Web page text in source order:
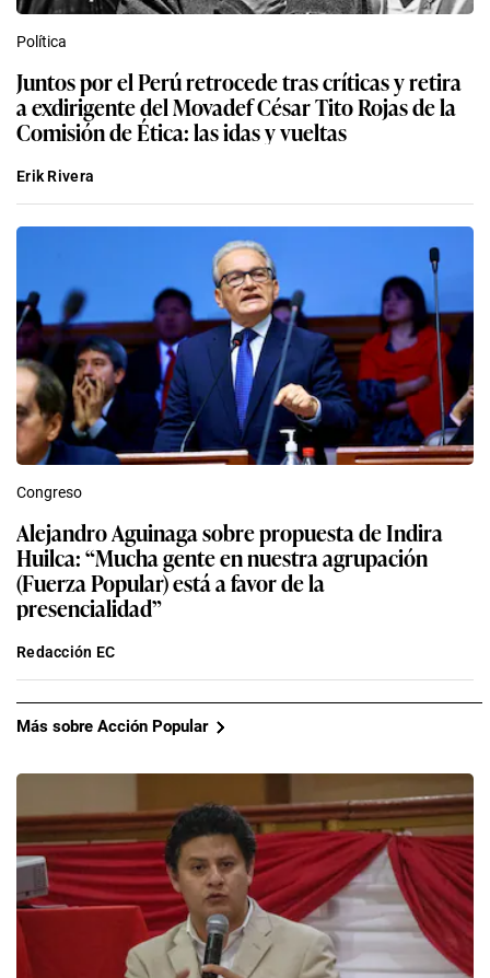
Política
Juntos por el Perú retrocede tras críticas y retira
a exdirigente del Movadef César Tito Rojas de la
Comisión de Ética: las idas y vueltas
Erik Rivera
Congreso
Alejandro Aguinaga sobre propuesta de Indira
Huilca: “Mucha gente en nuestra agrupación
(Fuerza Popular) está a favor de la
presencialidad”
Redacción EC
Más sobre Acción Popular